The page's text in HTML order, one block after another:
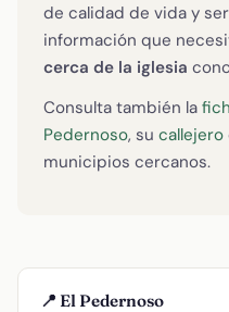
de calidad de vida y
información que
cerca de la iglesia
Consulta también la
Pedernoso, su callejero
municipios cercanos.
📍 El Pedernoso